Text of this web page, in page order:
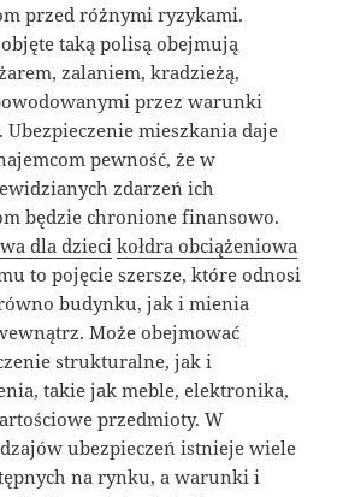
przed różnymi ryzykami.
taką polisą obejmują
zalaniem, kradzieżą,
przez warunki
mieszkania daje
pewność, że w
zdarzeń ich
będzie chronione finansowo.
dla dzieci kołdra obciążeniowa
to pojęcie szersze, które odnosi
budynku, jak i mienia
Może obejmować
strukturalne, jak i
takie jak meble, elektronika,
przedmioty. W
ubezpieczeń istnieje wiele
na rynku, a warunki i